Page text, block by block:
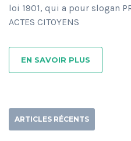
loi 1901, qui a pour slogan
ACTES CITOYENS
EN SAVOIR PLUS
ARTICLES RÉCENTS